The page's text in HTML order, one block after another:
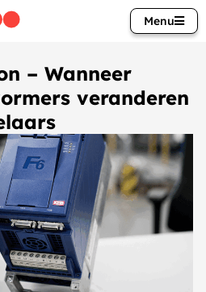
Menu
– Wanneer
veranderen